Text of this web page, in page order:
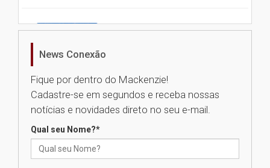
Universidade Mackenzie
Seminário discute desafios
das novas tecnologias em
News Conexão
Fique por dentro do Mackenzie!
Cadastre-se em segundos e receba nossas
notícias e novidades direto no seu e-mail.
Qual seu Nome?*